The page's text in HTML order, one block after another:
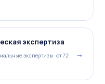
экспертиза
экспертизы · от 72
→